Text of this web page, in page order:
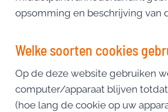
opsomming en beschrijving van
Welke soorten cookies
Op de deze website gebruiken
computer/apparaat blijven
(hoe lang de cookie op uw